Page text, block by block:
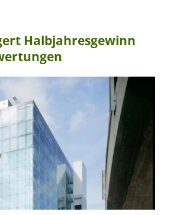
Halbjahresgewinn